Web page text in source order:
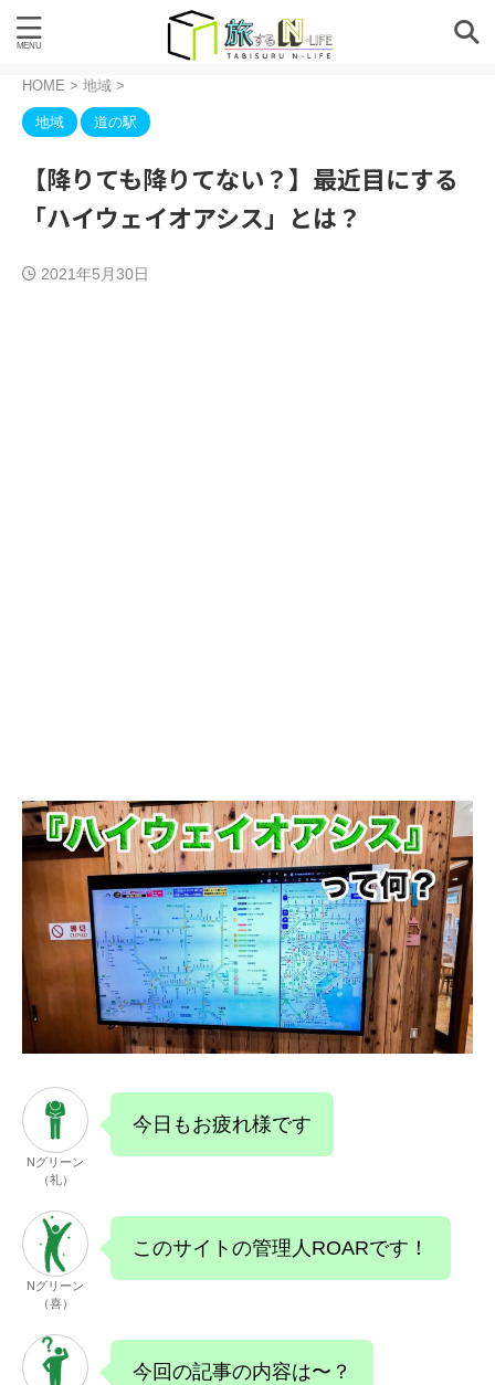
HOME > 地域 >
地域 道の駅
【降りても降りてない？】最近目にする
「ハイウェイオアシス」とは？
2021年5月30日
Nグリーン
（礼）
今日もお疲れ様です
Nグリーン
（喜）
このサイトの管理人ROARです！
今回の記事の内容は〜？